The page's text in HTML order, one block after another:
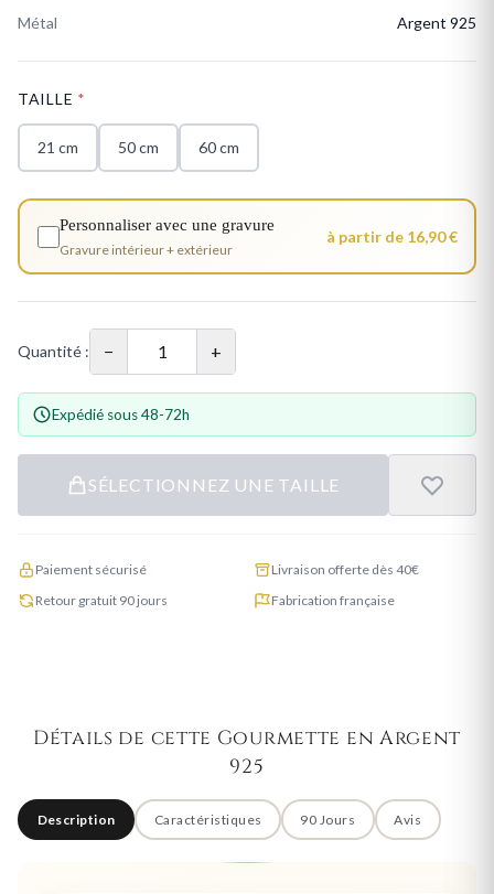
Métal Argent 925
TAILLE *
21 cm 50 cm 60 cm
Personnaliser avec une gravure
Gravure intérieur + extérieur
à partir de 16,90 €
Quantité : − +
Expédié sous 48-72h
SÉLECTIONNEZ UNE TAILLE
Paiement sécurisé
Livraison offerte dès 40€
Retour gratuit 90 jours
Fabrication française
Détails de cette Gourmette en Argent
925
Description Caractéristiques 90 Jours Avis